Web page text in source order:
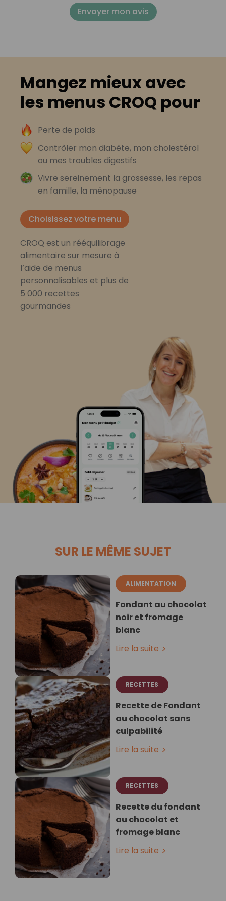
Envoyer mon avis
Mangez mieux avec
les menus CROQ pour
Perte de poids
Contrôler mon diabète, mon cholestérol
ou mes troubles digestifs
Vivre sereinement la grossesse, les repas
en famille, la ménopause
Choisissez votre menu
CROQ est un rééquilibrage
alimentaire sur mesure à
l’aide de menus
personnalisables et plus de
5 000 recettes
gourmandes
SUR LE MÊME SUJET
ALIMENTATION
Fondant au chocolat
noir et fromage
blanc
Lire la suite
RECETTES
Recette de Fondant
au chocolat sans
culpabilité
Lire la suite
RECETTES
Recette du fondant
au chocolat et
fromage blanc
Lire la suite